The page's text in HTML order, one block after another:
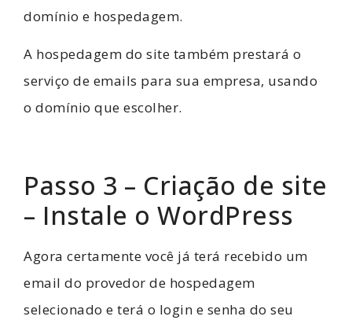
domínio e hospedagem.
A hospedagem do site também prestará o
serviço de emails para sua empresa, usando
o domínio que escolher.
Passo 3 – Criação de site
– Instale o WordPress
Agora certamente você já terá recebido um
email do provedor de hospedagem
selecionado e terá o login e senha do seu